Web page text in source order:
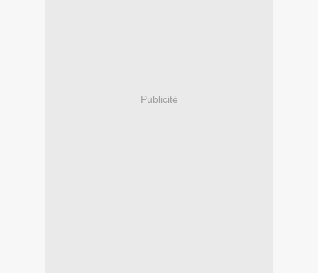
Publicité